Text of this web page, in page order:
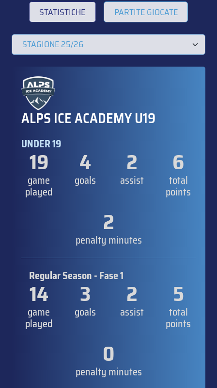
STATISTICHE PARTITE GIOCATE
ALPS ICE ACADEMY U19
UNDER 19
19
game
played
4
goals
2
assist
6
total
points
2
penalty minutes
Regular Season - Fase 1
14
game
played
3
goals
2
assist
5
total
points
0
penalty minutes